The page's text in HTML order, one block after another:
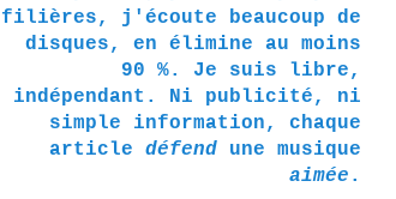
filières, j'écoute beaucoup de
disques, en élimine au moins
90 %. Je suis libre,
indépendant. Ni publicité, ni
simple information, chaque
article défend une musique
aimée .